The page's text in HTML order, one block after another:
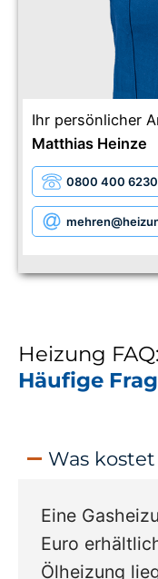
Ihr persönlicher
Matthias Heinze
0800 400 6230
mehren
Heizung FAQ:
Häufige
Was
Eine
Euro
Ölheizung